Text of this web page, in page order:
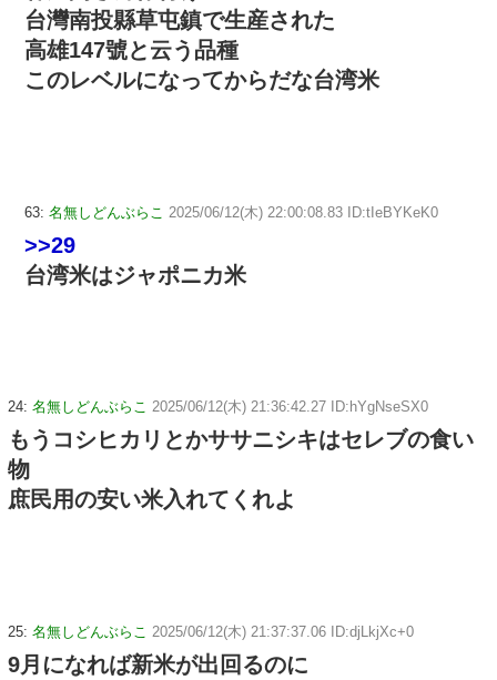
台灣南投縣草屯鎮で生産された
高雄147號と云う品種
このレベルになってからだな台湾米
63: 名無しどんぶらこ 2025/06/12(木) 22:00:08.83 ID:tIeBYKeK0
>>29
台湾米はジャポニカ米
24: 名無しどんぶらこ 2025/06/12(木) 21:36:42.27 ID:hYgNseSX0
もうコシヒカリとかササニシキはセレブの食い
物
庶民用の安い米入れてくれよ
25: 名無しどんぶらこ 2025/06/12(木) 21:37:37.06 ID:djLkjXc+0
9月になれば新米が出回るのに